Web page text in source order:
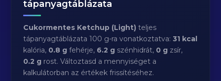
tápanyagtáblázata
Cukormentes Ketchup (Light) teljes
tápanyagtáblázata 100 g-ra vonatkoztatva:31 kcal
kalória, 0.8 g fehérje, 6.2 g szénhidrát, 0 g zsír,
0.2 g rost. Változtasd a mennyiséget a
kalkulátorban az értékek frissítéséhez.